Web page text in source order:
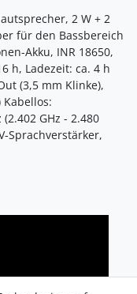
2 W + 2
für den Bassbereich
Akku, INR 18650,
h, Ladezeit: ca. 4 h
(3,5 mm Klinke),
Kabellos:
GHz - 2.480
Sprachverstärker,